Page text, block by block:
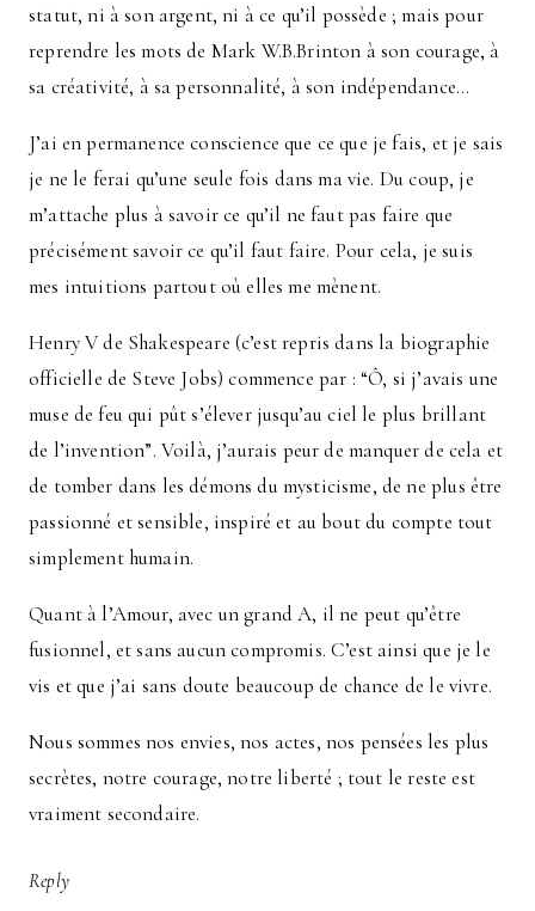
statut, ni à son argent, ni à ce qu’il possède ; mais pour
reprendre les mots de Mark W.B.Brinton à son courage, à
sa créativité, à sa personnalité, à son indépendance…
J’ai en permanence conscience que ce que je fais, et je sais
je ne le ferai qu’une seule fois dans ma vie. Du coup, je
m’attache plus à savoir ce qu’il ne faut pas faire que
précisément savoir ce qu’il faut faire. Pour cela, je suis
mes intuitions partout où elles me mènent.
Henry V de Shakespeare (c’est repris dans la biographie
officielle de Steve Jobs) commence par : “Ô, si j’avais une
muse de feu qui pût s’élever jusqu’au ciel le plus brillant
de l’invention”. Voilà, j’aurais peur de manquer de cela et
de tomber dans les démons du mysticisme, de ne plus être
passionné et sensible, inspiré et au bout du compte tout
simplement humain.
Quant à l’Amour, avec un grand A, il ne peut qu’être
fusionnel, et sans aucun compromis. C’est ainsi que je le
vis et que j’ai sans doute beaucoup de chance de le vivre.
Nous sommes nos envies, nos actes, nos pensées les plus
secrètes, notre courage, notre liberté ; tout le reste est
vraiment secondaire.
Reply